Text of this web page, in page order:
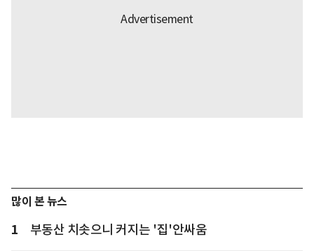
많이 본 뉴스
1 부동산 치솟으니 커지는 '집'안싸움